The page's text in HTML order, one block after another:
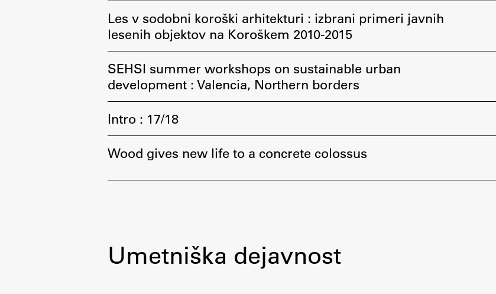
Les v sodobni koroški arhitekturi : izbrani primeri javnih
lesenih objektov na Koroškem 2010-2015
SEHSI summer workshops on sustainable urban
development : Valencia, Northern borders
Intro : 17/18
Wood gives new life to a concrete colossus
Umetniška dejavnost